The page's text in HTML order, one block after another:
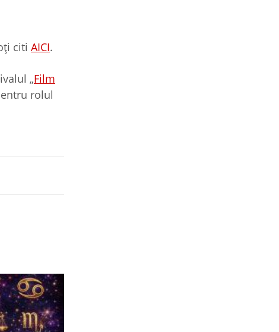
citi AICI.
„Film
rolul